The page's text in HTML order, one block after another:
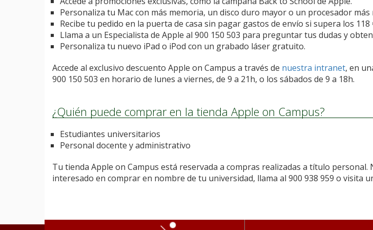
Personaliza tu Mac con más memoria, un disco duro mayor o un procesador más
Recibe tu pedido en la puerta de casa sin pagar gastos de envío si supera los 118
Llama a un Especialista de Apple al 900 150 503 para preguntar tus dudas y
Personaliza tu nuevo iPad o iPod con un grabado láser gratuito.
Accede al exclusivo descuento Apple on Campus a través de nuestra intranet, en
900 150 503 en horario de lunes a viernes, de 9 a 21h, o los sábados de 9 a 18h.
¿Quién puede comprar en la tienda Apple on Campus?
Estudiantes universitarios
Personal docente y administrativo
Tu tienda Apple on Campus está reservada a compras realizadas a título
interesado en comprar en nombre de tu universidad, llama al 900 938 959 o visita